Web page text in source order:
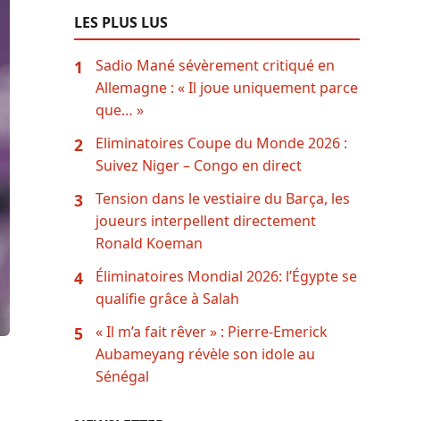
LES PLUS LUS
1
Sadio Mané sévèrement critiqué en
Allemagne : « Il joue uniquement parce
que… »
2
Eliminatoires Coupe du Monde 2026 :
Suivez Niger – Congo en direct
3
Tension dans le vestiaire du Barça, les
joueurs interpellent directement
Ronald Koeman
4
Éliminatoires Mondial 2026: l’Égypte se
qualifie grâce à Salah
5
« Il m’a fait rêver » : Pierre-Emerick
Aubameyang révèle son idole au
Sénégal